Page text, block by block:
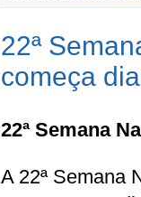
22ª
começa
22ª Semana
A 22ª Semana